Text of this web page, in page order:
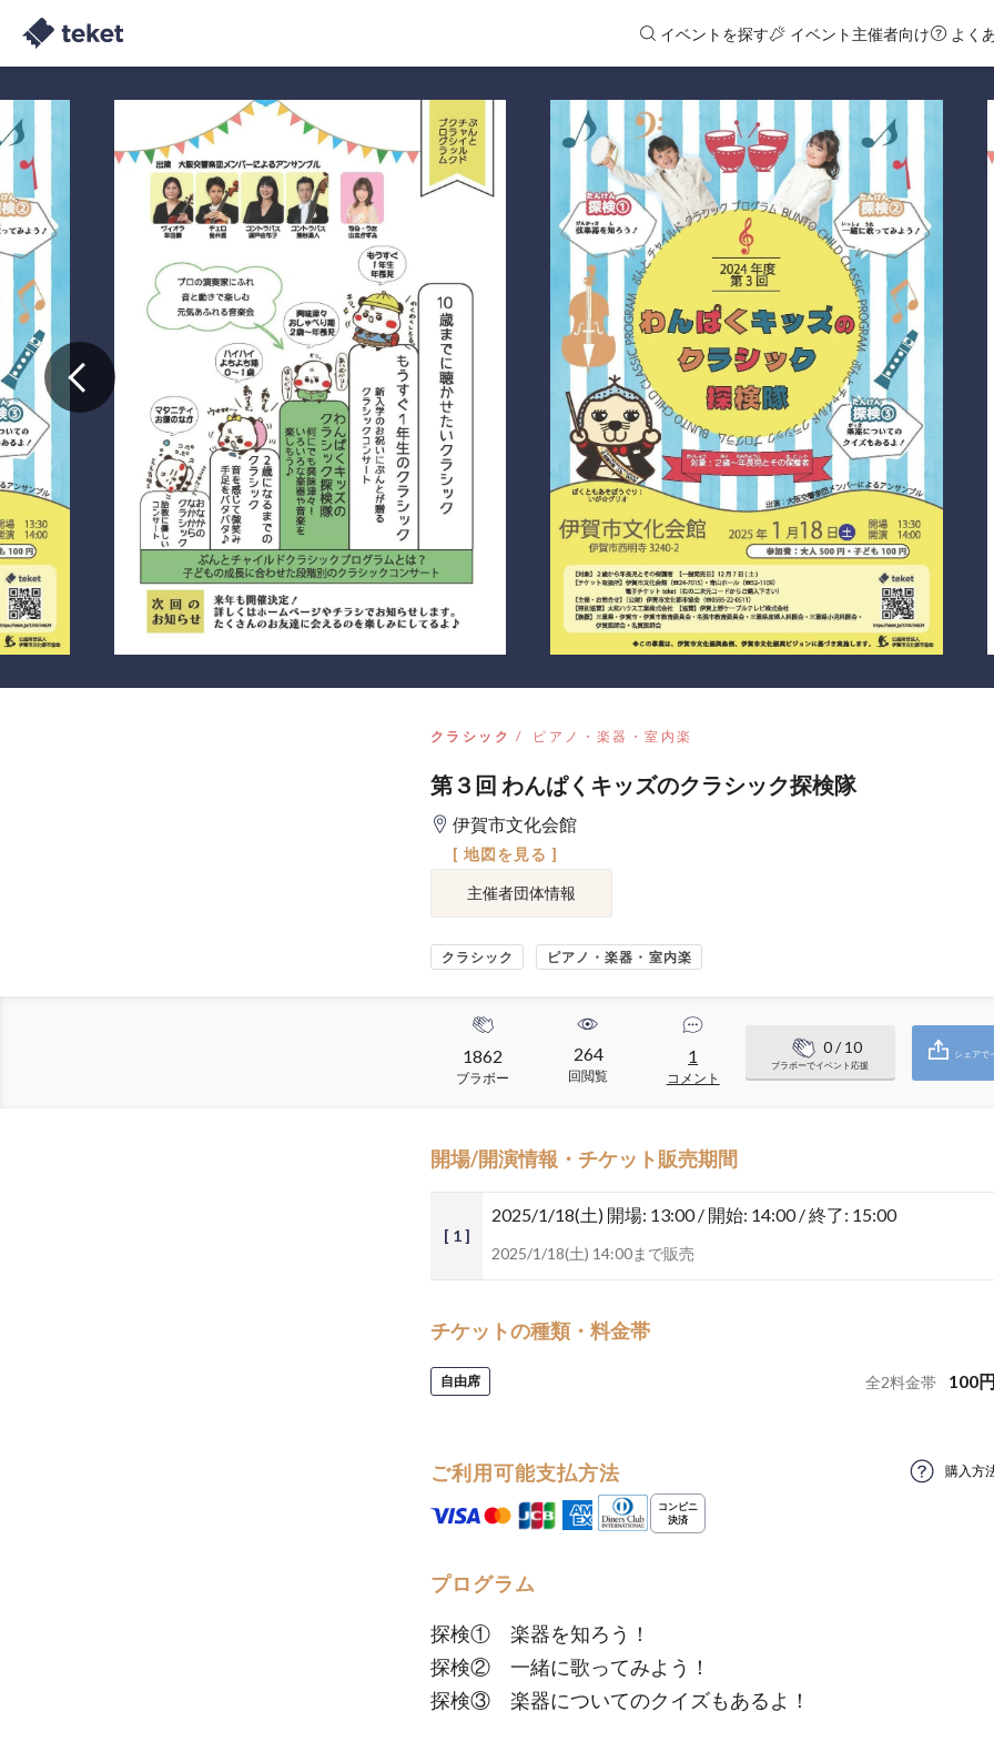
イベントを探す イベント主催者向け よく
クラシック ピアノ・楽器・室内楽
第３回 わんぱくキッズのクラシック探検隊
伊賀市文化会館
[ 地図を見る ]
主催者団体情報
クラシック ピアノ・楽器・室内楽
1862
ブラボー
264
回閲覧
1
コメント
0/ 10
ブラボーでイベント応援
シェアで
開場/開演情報・チケット販売期間
[ 1 ]
2025/1/18(土) 開場: 13:00 / 開始: 14:00 / 終了: 15:00
2025/1/18(土) 14:00まで販売
チケットの種類・料金帯
自由席 全2料金帯 100円
ご利用可能支払方法 購入方
プログラム
探検① 楽器を知ろう！
探検② 一緒に歌ってみよう！
探検③ 楽器についてのクイズもあるよ！